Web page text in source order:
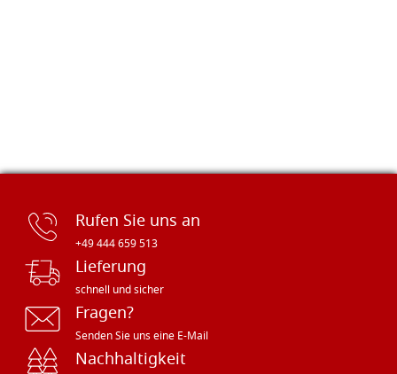
Rufen Sie uns an
+49 444 659 513
Lieferung
schnell und sicher
Fragen?
Senden Sie uns eine E-Mail
Nachhaltigkeit